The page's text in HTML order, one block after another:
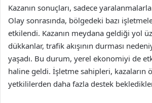
Kazanın sonuçları, sadece yaralanmalarla
Olay sonrasında, bölgedeki bazı
etkilendi. Kazanın meydana geldiği yol
dükkanlar, trafik akışının durması
yaşadı. Bu durum, yerel ekonomiyi de
haline geldi. İşletme sahipleri, kazaların
yetkililerden daha fazla destek